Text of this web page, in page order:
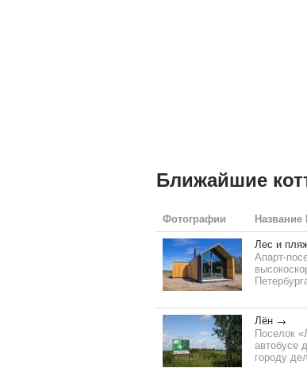
Ближайшие
Фотографии
Лес и
Апарт-
Лён
Поселок
автобусе
городу